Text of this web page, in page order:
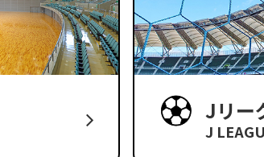
Jリー
J